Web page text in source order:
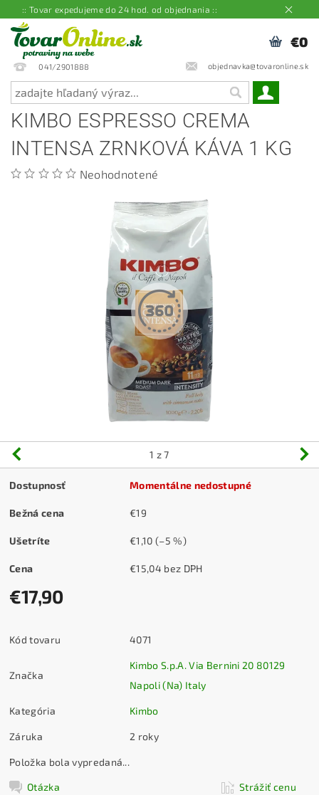
:: Tovar expedujeme do 24 hod. od objednania ::
041/2901888 objednavka@tovaronline.sk
€0
KIMBO ESPRESSO CREMA
INTENSA ZRNKOVÁ KÁVA 1 KG
Neohodnotené
1 z 7
Dostupnosť Momentálne nedostupné
Bežná cena €19
Ušetríte €1,10(–5 %)
Cena €15,04 bez DPH
€17,90
Kód tovaru 4071
Značka
Kimbo S.p.A. Via Bernini 20 80129
Napoli (Na) Italy
Kategória Kimbo
Záruka 2 roky
Položka bola vypredaná...
Otázka Strážiť cenu